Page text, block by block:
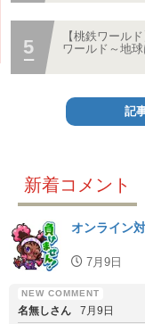
【桃鉄ワール
ワールド～地
記
新着コメント
オンライン
7月9日
名無しさん 7月9日